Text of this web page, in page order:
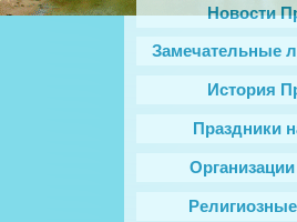
Новости
Замечательные
История
Праздники